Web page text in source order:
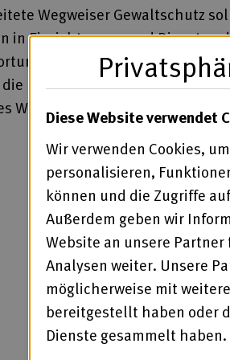
Wegweiser Gewaltschutz
in Einrichtungen und Diensten
für den Schutz von
BAG WfbM war im Arbeitskreis
Wegweisers aktiv beteiligt.
Diese Website verwendet
Wir verwenden Cookies,
personalisieren,
können und die Zugriffe
Außerdem geben wir
Website an unsere
Analysen weiter. Unsere
möglicherweise mit
bereitgestellt haben oder
Dienste gesammelt haben.